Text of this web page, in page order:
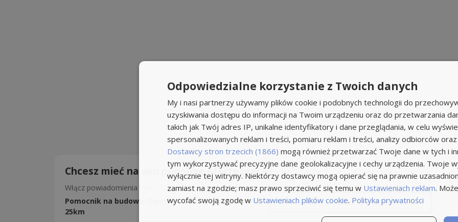
Chcesz mieć na oku podobne oferty pracy?
Włącz powiadomienia i nie przegap okazji!
Pomocnik na budowie Dąbrowa Górnicza w promieniu
25km
Powiadom o podobnych ogłoszeniach
Odpowiedzialne korzystanie z Twoich danych
My i nasi partnerzy używamy plików cookie i podobnych technologii do
uzyskiwania dostępu do informacji na Twoim urządzeniu oraz do przetwarzania
takich jak Twój adres IP, unikalne identyfikatory i dane przeglądania, w celu
spersonalizowanych reklam i treści, pomiaru reklam i treści, analizy odbiorców oraz
Dostawcy stron trzecich (1866) mogą również przetwarzać Twoje dane w tych i
tym wykorzystywać precyzyjne dane geolokalizacyjne i cechy urządzenia. Twoje
wyłącznie tej witryny. Niektórzy dostawcy mogą opierać się na prawnie
zamiast na zgodzie; masz prawo sprzeciwić się temu w Ustawieniach reklam.
wycofać swoją zgodę w Ustawieniach plików cookie. Polityka prywatności